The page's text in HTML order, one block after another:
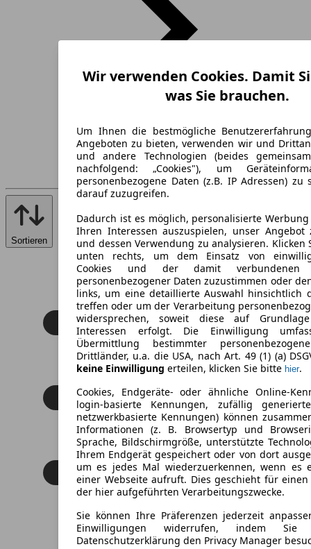
Sortieren
Wir verwenden Cookies. Damit
was Sie brauchen.
Um Ihnen die bestmögliche
Angeboten zu bieten, verwenden wir und
und andere Technologien (beides
nachfolgend: „Cookies"), um
personenbezogene Daten (z.B. IP Adressen) zu
darauf zuzugreifen.
Dadurch ist es möglich, personalisierte
Ihren Interessen auszuspielen, unser Angebot
und dessen Verwendung zu analysieren. Klicken
unten rechts, um dem Einsatz von
Cookies und der damit verbundenen
personenbezogener Daten zuzustimmen oder
links, um eine detaillierte Auswahl hinsichtlich
treffen oder um der Verarbeitung
widersprechen, soweit diese auf
Interessen erfolgt. Die Einwilligung
Übermittlung bestimmter
Drittländer, u.a. die USA, nach Art. 49 (1) (a)
keine Einwilligung erteilen, klicken Sie bitte hier.
Cookies, Endgeräte- oder ähnliche Online-
login-basierte Kennungen, zufällig
netzwerkbasierte Kennungen) können
Informationen (z. B. Browsertyp und
Sprache, Bildschirmgröße, unterstützte
Ihrem Endgerät gespeichert oder von dort
um es jedes Mal wiederzuerkennen, wenn es
einer Webseite aufruft. Dies geschieht für
der hier aufgeführten Verarbeitungszwecke.
Sie können Ihre Präferenzen jederzeit
Einwilligungen widerrufen, indem
Datenschutzerklärung den Privacy Manager